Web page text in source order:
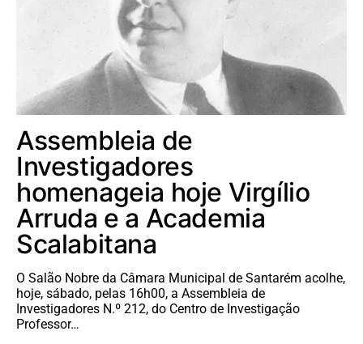
Assembleia de
Investigadores
homenageia hoje Virgílio
Arruda e a Academia
Scalabitana
O Salão Nobre da Câmara Municipal de Santarém acolhe,
hoje, sábado, pelas 16h00, a Assembleia de
Investigadores N.º 212, do Centro de Investigação
Professor…